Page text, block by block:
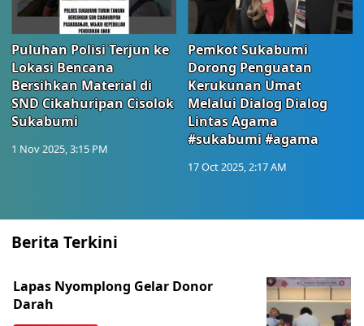
Puluhan Polisi Terjun ke
Lokasi Bencana
Bersihkan Material di
SND Cikahuripan Cisolok
Sukabumi
1 Nov 2025, 3:15 PM
Pemkot Sukabumi
Dorong Penguatan
Kerukunan Umat
Melalui Dialog Dialog
Lintas Agama
#sukabumi #agama
17 Oct 2025, 2:17 AM
Berita Terkini
Lapas Nyomplong Gelar Donor
Darah